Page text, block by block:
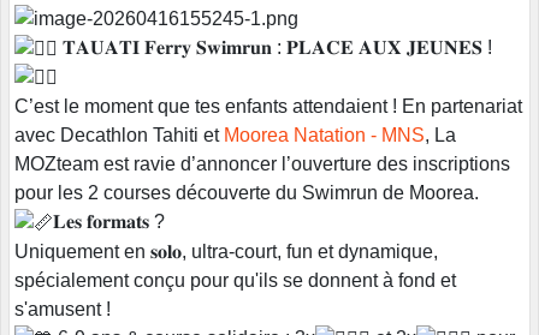
𝐓𝐀𝐔𝐀𝐓𝐈 𝐅𝐞𝐫𝐫𝐲 𝐒𝐰𝐢𝐦𝐫𝐮𝐧 : 𝐏𝐋𝐀𝐂𝐄 𝐀𝐔𝐗 𝐉𝐄𝐔𝐍𝐄𝐒 !
C’est le moment que tes enfants attendaient ! En partenariat
avec Decathlon Tahiti et Moorea Natation - MNS, La
MOZteam est ravie d’annoncer l’ouverture des inscriptions
pour les 2 courses découverte du Swimrun de Moorea.
𝐋𝐞𝐬 𝐟𝐨𝐫𝐦𝐚𝐭𝐬 ?
Uniquement en 𝐬𝐨𝐥𝐨, ultra-court, fun et dynamique,
spécialement conçu pour qu'ils se donnent à fond et
s'amusent !